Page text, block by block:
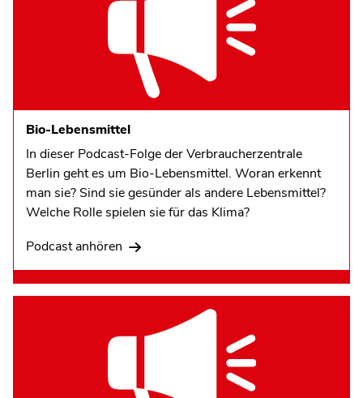
Bio-Lebensmittel
In dieser Podcast-Folge der Verbraucherzentrale
Berlin geht es um Bio-Lebensmittel. Woran erkennt
man sie? Sind sie gesünder als andere Lebensmittel?
Welche Rolle spielen sie für das Klima?
Podcast anhören